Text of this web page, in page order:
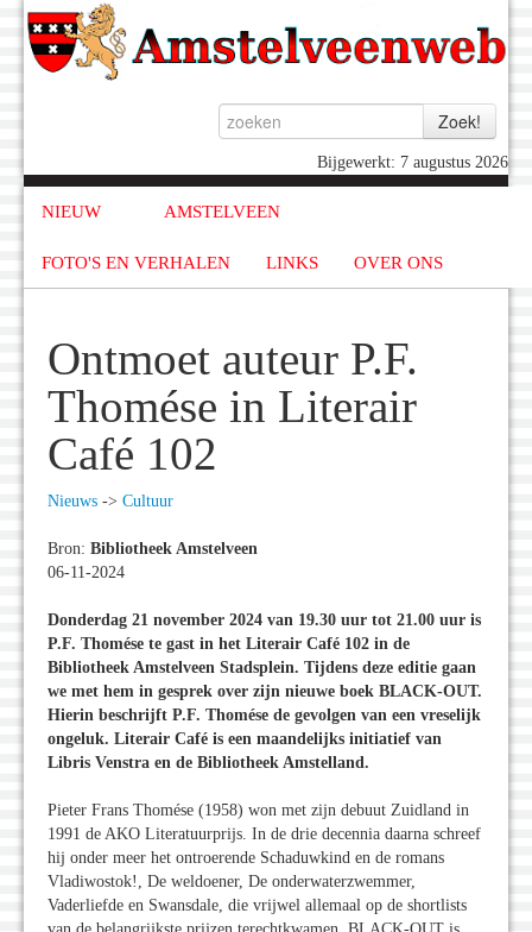
Bijgewerkt: 7 augustus 2026
NIEUW AMSTELVEEN
FOTO'S EN VERHALEN LINKS OVER ONS
Ontmoet auteur P.F.
Thomése in Literair
Café 102
Nieuws -> Cultuur
Bron: Bibliotheek Amstelveen
06-11-2024
Donderdag 21 november 2024 van 19.30 uur tot 21.00 uur is
P.F. Thomése te gast in het Literair Café 102 in de
Bibliotheek Amstelveen Stadsplein. Tijdens deze editie gaan
we met hem in gesprek over zijn nieuwe boek BLACK-OUT.
Hierin beschrijft P.F. Thomése de gevolgen van een vreselijk
ongeluk. Literair Café is een maandelijks initiatief van
Libris Venstra en de Bibliotheek Amstelland.
Pieter Frans Thomése (1958) won met zijn debuut Zuidland in
1991 de AKO Literatuurprijs. In de drie decennia daarna schreef
hij onder meer het ontroerende Schaduwkind en de romans
Vladiwostok!, De weldoener, De onderwaterzwemmer,
Vaderliefde en Swansdale, die vrijwel allemaal op de shortlists